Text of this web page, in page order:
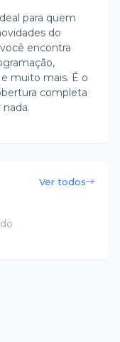
para quem
do
encontra
muito mais. É o
completa
nada.
Ver todos